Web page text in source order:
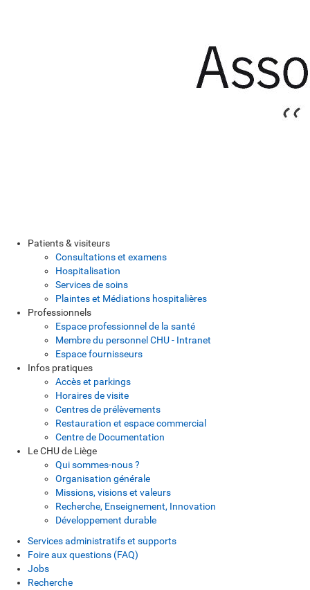
Patients & visiteurs
Consultations et examens
Hospitalisation
Services de soins
Plaintes et Médiations hospitalières
Professionnels
Espace professionnel de la santé
Membre du personnel CHU - Intranet
Espace fournisseurs
Infos pratiques
Accès et parkings
Horaires de visite
Centres de prélèvements
Restauration et espace commercial
Centre de Documentation
Le CHU de Liège
Qui sommes-nous ?
Organisation générale
Missions, visions et valeurs
Recherche, Enseignement, Innovation
Développement durable
Services administratifs et supports
Foire aux questions (FAQ)
Jobs
Recherche